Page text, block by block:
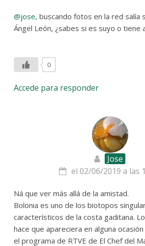
@jose, buscando fotos en la red salía
Ángel León, ¿sabes si es suyo o tiene
0
Accede para responder
Jose
el 02/06/2019 a las
Ná que ver más allá de la amistad.
Bolonia es uno de los biotopos
característicos de la costa gaditana.
hace que apareciera en alguna
el programa de RTVE de El Chef del